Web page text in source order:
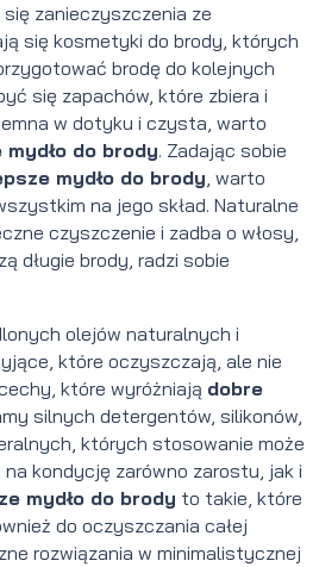
zanieczyszczenia ze
się kosmetyki do brody, których
brodę do kolejnych
się zapachów, które zbiera i
w dotyku i czysta, warto
mydło do brody. Zadając sobie
mydło do brody, warto
na jego skład. Naturalne
czyszczenie i zadba o włosy,
długie brody, radzi sobie
olejów naturalnych i
które oczyszczają, ale nie
które wyróżniają dobre
silnych detergentów, silikonów,
których stosowanie może
kondycję zarówno zarostu, jak i
mydło do brody to takie, które
do oczyszczania całej
rozwiązania w minimalistycznej